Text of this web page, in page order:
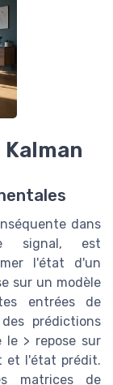
dans
signal, est
l'état d'un
sur un modèle
entrées de
prédictions
le > repose sur
et l'état prédit.
matrices de